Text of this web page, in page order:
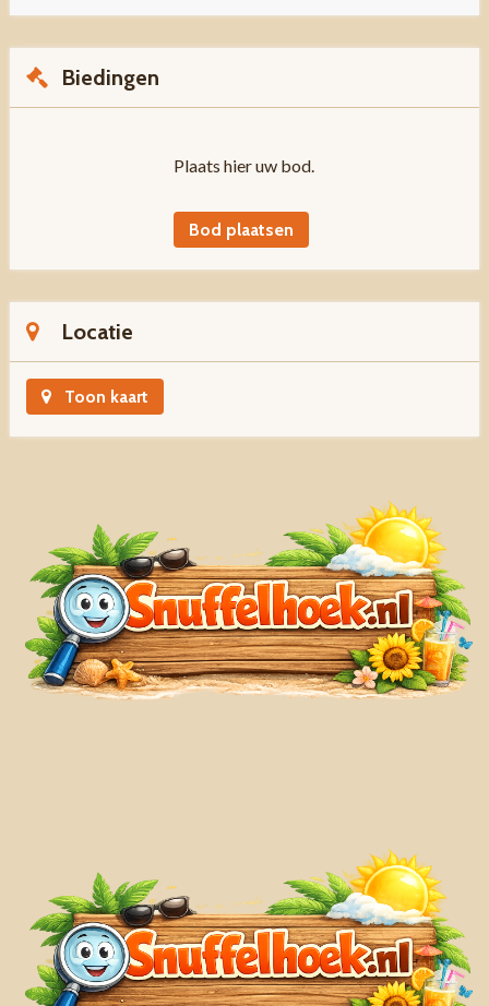
Biedingen
Plaats hier uw bod.
Bod plaatsen
Locatie
Toon kaart